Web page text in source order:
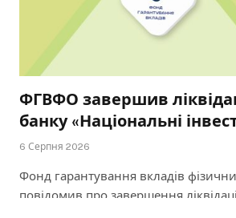
ФГВФО завершив
банку «Національні
6 Серпня 2026
Фонд гарантування вкладів
повідомив про завершення